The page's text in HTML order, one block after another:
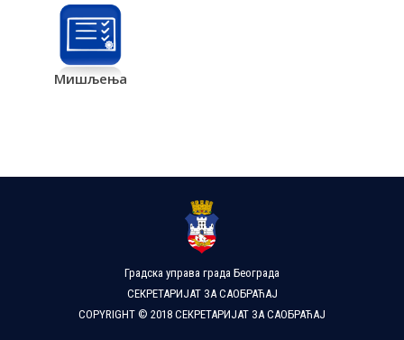
Мишљења
Градска управа града Београда
СЕКРЕТАРИЈАТ ЗА САОБРАЋАЈ
COPYRIGHT © 2018 СЕКРЕТАРИЈАТ ЗА САОБРАЋАЈ